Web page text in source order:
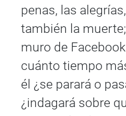
penas, las
también la
muro de
cuánto tiempo
él ¿se parará o
¿indagará sobre